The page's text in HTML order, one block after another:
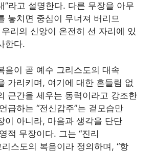
”라고 설명한다. 다른 무장을 아무
놓치면 중심이 무너져 버리므
리의 신앙이 온전히 선 자리에 있
한다.
음이 곧 예수 그리스도의 대속
가리키며, 여기에 대한 흔들림 없
근간을 세우는 동력이라고 강조한
급하는 “전신갑주”는 겉모습만
이 아니라, 마음과 생각을 단단
적 무장이다. 그는 “진리
스도의 복음이라 정의하며, “항